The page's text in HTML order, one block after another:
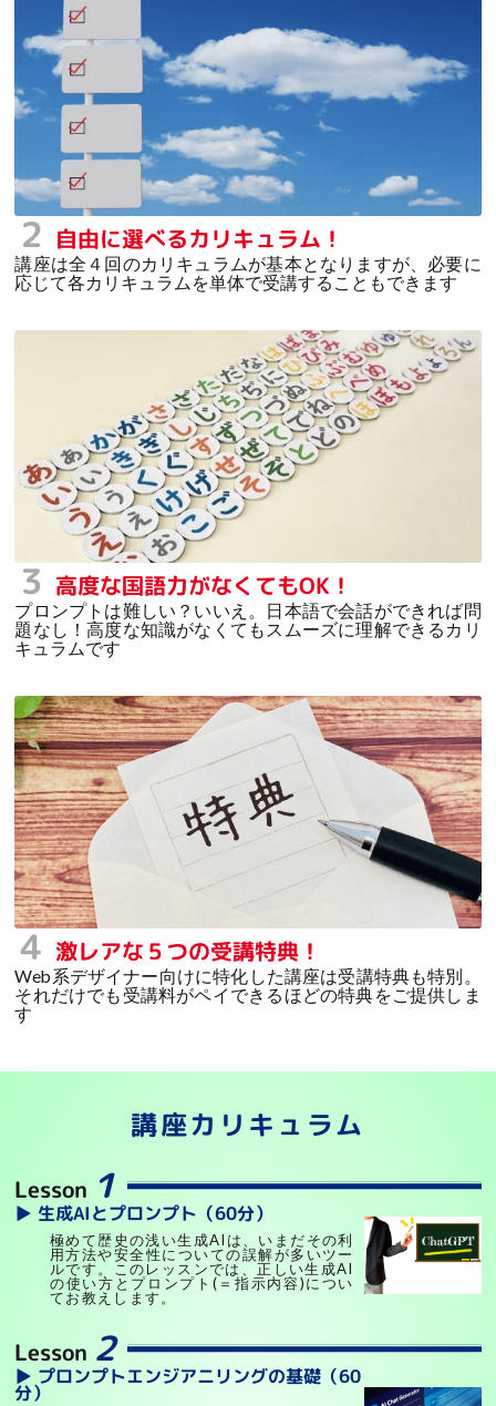
２ 自由に選べるカリキュラム！
講座は全４回のカリキュラムが基本となりますが、必要に
応じて各カリキュラムを単体で受講することもできます
３ 高度な国語力がなくてもOK！
プロンプトは難しい？いいえ。日本語で会話ができれば問
題なし！高度な知識がなくてもスムーズに理解できるカリ
キュラムです
４ 激レアな５つの受講特典！
Web系デザイナー向けに特化した講座は受講特典も特別。
それだけでも受講料がペイできるほどの特典をご提供しま
す
講座カリキュラム
Lesson １
▶ 生成AIとプロンプト（60分）
極めて歴史の浅い生成AIは、いまだその利
用方法や安全性についての誤解が多いツー
ルです。このレッスンでは、正しい生成AI
の使い方とプロンプト(＝指示内容)につい
てお教えします。
Lesson ２
▶ プロンプトエンジアニリングの基礎（60
分）